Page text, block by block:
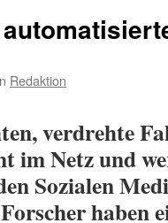
Redaktion
verdrehte
im Netz und
Sozialen
haben